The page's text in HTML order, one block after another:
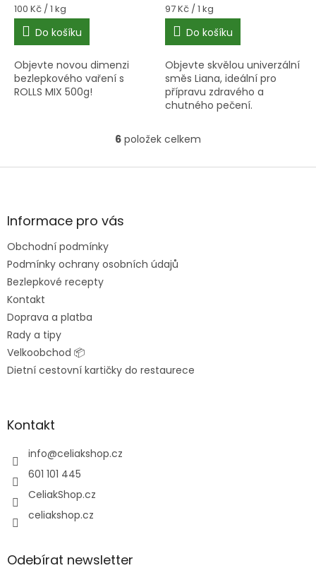
Měrná
cena:
100 Kč / 1 kg
Do košíku
Objevte novou dimenzi
bezlepkového vaření s
ROLLS MIX 500g!
Měrná
cena:
97 Kč / 1 kg
Do košíku
Objevte skvělou univerzální
směs Liana, ideální pro
přípravu zdravého a
chutného pečení.
O
l
r
s
6 položek celkem
Z
aInformace pro vás
Obchodní podmínky
Podmínky ochrany osobních údajů
Bezlepkové recepty
Kontakt
Doprava a platba
Rady a tipy
Velkoobchod 📦
Dietní cestovní kartičky do restaurece
Kontakt
info@celiakshop.cz
601 101 445
CeliakShop.cz
celiakshop.cz
Odebírat newsletter